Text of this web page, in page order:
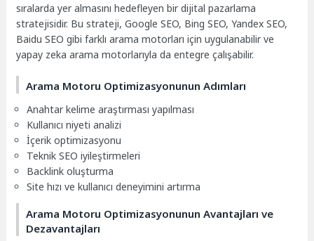
sıralarda yer almasını hedefleyen bir dijital pazarlama
stratejisidir. Bu strateji, Google SEO, Bing SEO, Yandex SEO,
Baidu SEO gibi farklı arama motorları için uygulanabilir ve
yapay zeka arama motorlarıyla da entegre çalışabilir.
Arama Motoru Optimizasyonunun Adımları
Anahtar kelime araştırması yapılması
Kullanıcı niyeti analizi
İçerik optimizasyonu
Teknik SEO iyileştirmeleri
Backlink oluşturma
Site hızı ve kullanıcı deneyimini artırma
Arama Motoru Optimizasyonunun Avantajları ve
Dezavantajları